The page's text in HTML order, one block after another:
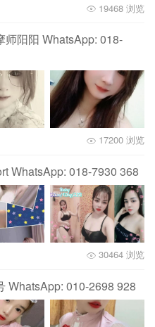
19468 浏览
师阳阳 WhatsApp: 018-
17200 浏览
WhatsApp: 018-7930 368
30464 浏览
WhatsApp: 010-2698 928